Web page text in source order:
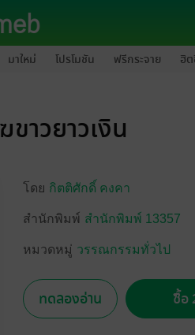
มาใหม่ โปรโมชัน ฟรีกระจาย ฮิ
ขาวยาวเงิน
โดย กิตติศักดิ์ คงคา
สำนักพิมพ์ สำนักพิมพ์ 13357
หมวดหมู่ วรรณกรรมทั่วไป
ทดลองอ่าน ซื้อ